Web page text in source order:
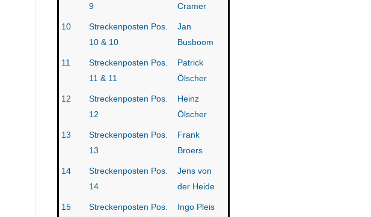
9
Cramer
10
Streckenposten Pos.
10 & 10
Jan
Busboom
11
Streckenposten Pos.
11 & 11
Patrick
Ölscher
12
Streckenposten Pos.
12
Heinz
Ölscher
13
Streckenposten Pos.
13
Frank
Broers
14
Streckenposten Pos.
14
Jens von
der Heide
15
Streckenposten Pos.
Ingo Pleis